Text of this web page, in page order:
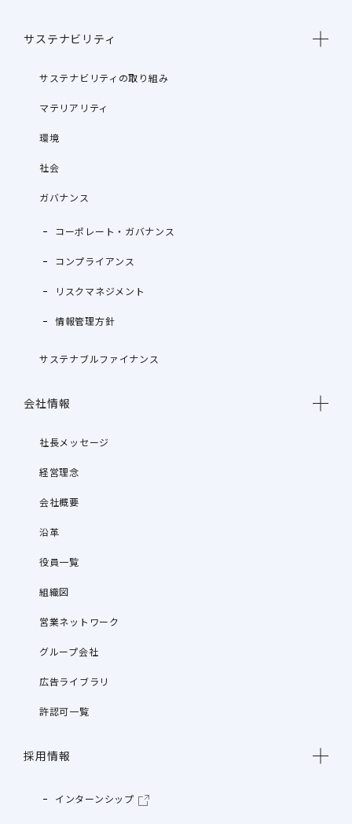
サステナビリティ
サステナビリティの取り組み
マテリアリティ
環境
社会
ガバナンス
コーポレート・ガバナンス
コンプライアンス
リスクマネジメント
情報管理方針
サステナブルファイナンス
会社情報
社長メッセージ
経営理念
会社概要
沿革
役員一覧
組織図
営業ネットワーク
グループ会社
広告ライブラリ
許認可一覧
採用情報
インターンシップ